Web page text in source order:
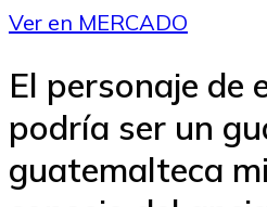
Ver en MERCADO
El personaje de
podría ser un
guatemalteca